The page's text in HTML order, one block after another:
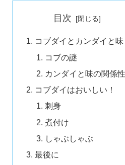
目次
コブダイとカンダイと味
コブの謎
カンダイと味の関係性
コブダイはおいしい！
刺身
煮付け
しゃぶしゃぶ
最後に